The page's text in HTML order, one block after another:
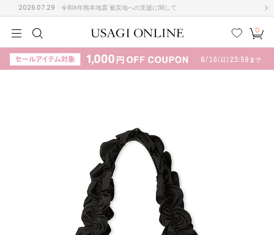
2026.07.29 令和8年熊本地震 被災地への支援に関して
検索
お気
に入
カー
ト
0
KIDSBABYBEAUTYLIFE STYLE
KIDSBABYBEAUTYLIFE STYLE
M N
S T
Z
その
他